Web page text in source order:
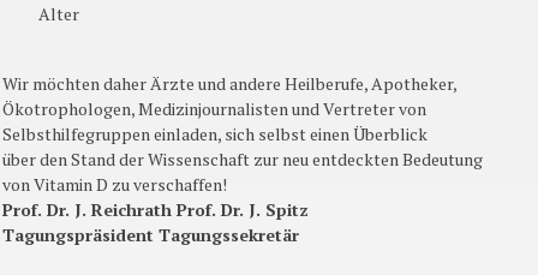
Alter
Wir möchten daher Ärzte und andere Heilberufe, Apotheker,
Ökotrophologen, Medizinjournalisten und Vertreter von
Selbsthilfegruppen einladen, sich selbst einen Überblick
über den Stand der Wissenschaft zur neu entdeckten Bedeutung
von Vitamin D zu verschaffen!
Prof. Dr. J. Reichrath Prof. Dr. J. Spitz
Tagungspräsident Tagungssekretär